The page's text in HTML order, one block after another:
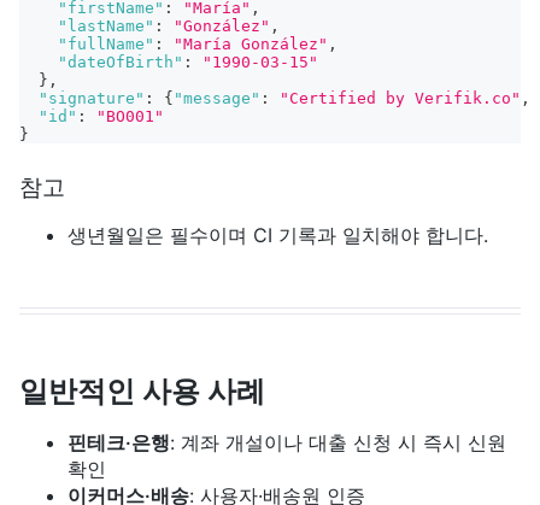
"firstName" : "María" ,
"lastName" : "González" ,
"fullName" : "María González" ,
"dateOfBirth" :
"1990-03-15"
} ,
"signature" : { "message" : "Certified by Verifik.co" ,
"id" :
"BO001"
}
참고
생년월일은 필수이며 CI 기록과 일치해야 합니다.
일반적인 사용 사례
핀테크·은행: 계좌 개설이나 대출 신청 시 즉시 신원
확인
이커머스·배송: 사용자·배송원 인증